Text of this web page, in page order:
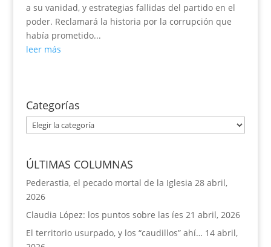
a su vanidad, y estrategias fallidas del partido en el
poder. Reclamará la historia por la corrupción que
había prometido...
leer más
Categorías
Categorías
ÚLTIMAS COLUMNAS
Pederastia, el pecado mortal de la Iglesia 28 abril,
2026
Claudia López: los puntos sobre las íes 21 abril, 2026
El territorio usurpado, y los “caudillos” ahí… 14 abril,